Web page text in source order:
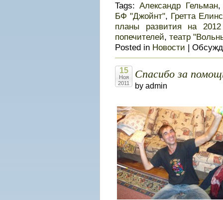
Tags:Александр Гельман
БФ "Джойнт", Гретта
планы развития на
попечителей, театр
Posted in Новости |
15
Ноя
2011
Спасибо за
by admin